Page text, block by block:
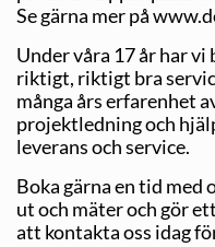
Se gärna mer på
Under våra 17 år har vi
riktigt, riktigt bra
många års erfarenhet
projektledning och
leverans och service.
Boka gärna en tid med
ut och mäter och gör
att kontakta oss idag